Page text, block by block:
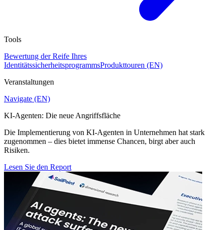
Tools
Bewertung der Reife Ihres
IdentitätssicherheitsprogrammsProdukttouren (EN)
Veranstaltungen
Navigate (EN)
KI-Agenten: Die neue Angriffsfläche
Die Implementierung von KI-Agenten in Unternehmen hat stark
zugenommen – dies bietet immense Chancen, birgt aber auch
Risiken.
Lesen Sie den Report